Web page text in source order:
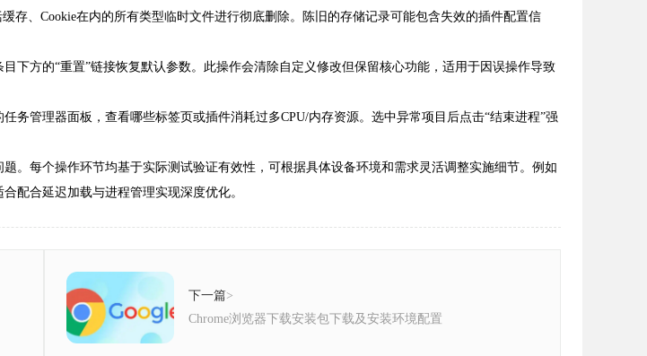
、Cookie在内的所有类型临时文件进行彻底删除。陈旧的存储记录可能包含失效的插件配置信
下方的“重置”链接恢复默认参数。此操作会清除自定义修改但保留核心功能，适用于因误操作导致
务管理器面板，查看哪些标签页或插件消耗过多CPU/内存资源。选中异常项目后点击“结束进程”强
。每个操作环节均基于实际测试验证有效性，可根据具体设备环境和需求灵活调整实施细节。例如
配合延迟加载与进程管理实现深度优化。
下一篇>
Chrome浏览器下载安装包下载及安装环境配置